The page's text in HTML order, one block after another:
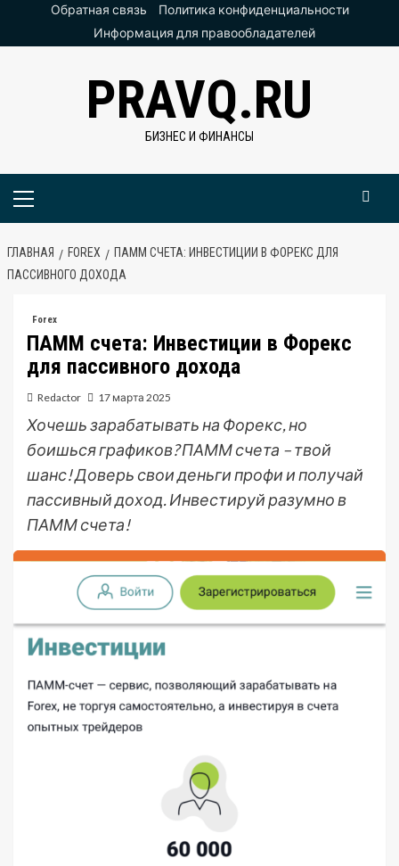
ПерейтиОбратная связь
Политика конфиденциальности
Информация для правообладателей
PRAVQ.RU
БИЗНЕС И ФИНАНСЫ
Основное
ГЛАВНАЯ FOREX
ПАММ СЧЕТА: ИНВЕСТИЦИИ В ФОРЕКС ДЛЯ
ПАССИВНОГО ДОХОДА
Forex
ПАММ счета: Инвестиции в Форекс
для пассивного дохода
Redactor 17 марта 2025
Хочешь зарабатывать на Форекс, но
боишься графиков? ПАММ счета – твой
шанс! Доверь свои деньги профи и получай
пассивный доход. Инвестируй разумно в
ПАММ счета!